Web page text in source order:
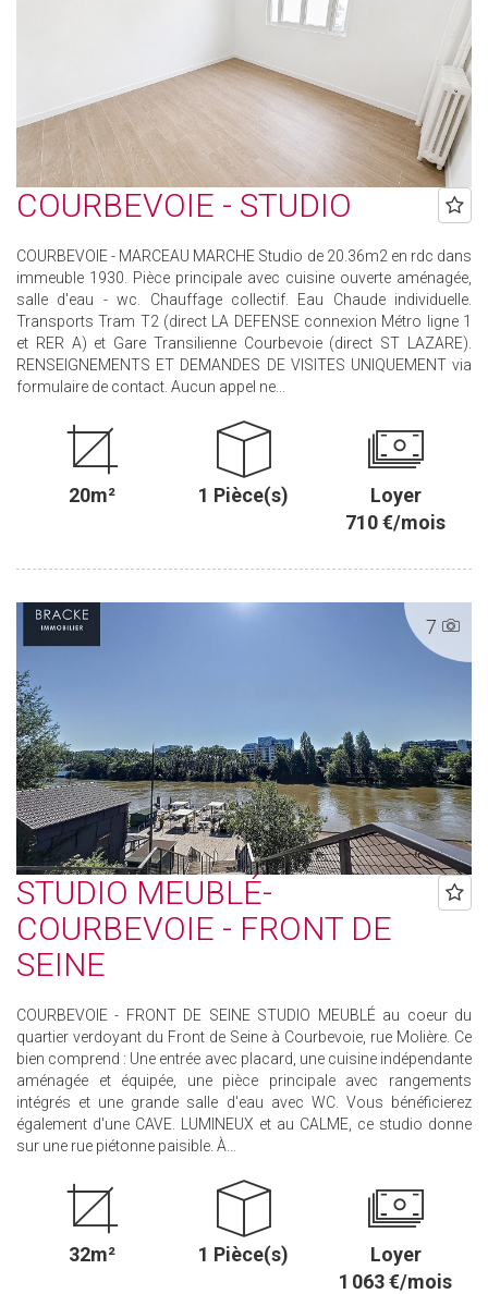
COURBEVOIE - STUDIO
COURBEVOIE - MARCEAU MARCHE Studio de 20.36m2 en rdc dans
immeuble 1930. Pièce principale avec cuisine ouverte aménagée,
salle d'eau - wc. Chauffage collectif. Eau Chaude individuelle.
Transports Tram T2 (direct LA DEFENSE connexion Métro ligne 1
et RER A) et Gare Transilienne Courbevoie (direct ST LAZARE).
RENSEIGNEMENTS ET DEMANDES DE VISITES UNIQUEMENT via
formulaire de contact. Aucun appel ne...
20m² 1 Pièce(s)
Loyer
710 €/mois
7
STUDIO MEUBLÉ-
COURBEVOIE - FRONT DE
SEINE
COURBEVOIE - FRONT DE SEINE STUDIO MEUBLÉ au coeur du
quartier verdoyant du Front de Seine à Courbevoie, rue Molière. Ce
bien comprend : Une entrée avec placard, une cuisine indépendante
aménagée et équipée, une pièce principale avec rangements
intégrés et une grande salle d'eau avec WC. Vous bénéficierez
également d'une CAVE. LUMINEUX et au CALME, ce studio donne
sur une rue piétonne paisible. À...
32m² 1 Pièce(s)
Loyer
1 063 €/mois